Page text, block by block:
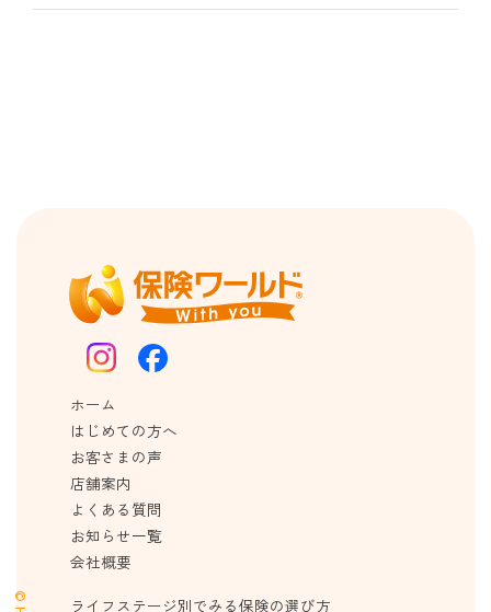
ホーム
はじめての方へ
お客さまの声
店舗案内
よくある質問
お知らせ一覧
会社概要
ライフステージ別でみる保険の選び方